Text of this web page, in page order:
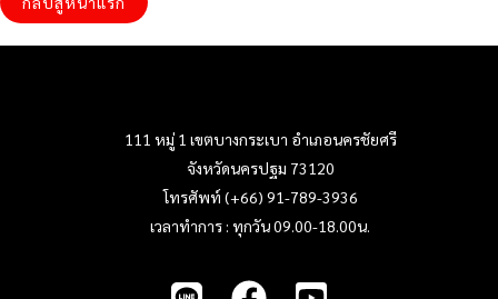
111 หมู่ 1 เขตบางกระเบา อำเภอนครชัยศรี
จังหวัดนครปฐม 73120
โทรศัพท์ (+66) 91-789-3936
เวลาทำการ : ทุกวัน 09.00-18.00น.